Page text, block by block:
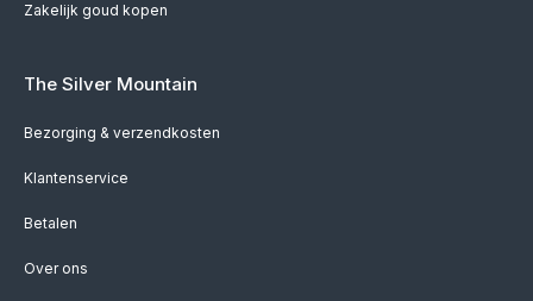
Zakelijk goud kopen
The Silver Mountain
Bezorging & verzendkosten
Klantenservice
Betalen
Over ons